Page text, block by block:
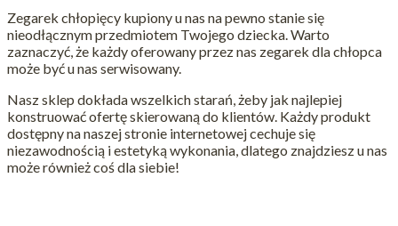
Zegarek chłopięcy kupiony u nas na pewno stanie się
nieodłącznym przedmiotem Twojego dziecka. Warto
zaznaczyć, że każdy oferowany przez nas zegarek dla chłopca
może być u nas serwisowany.
Nasz sklep dokłada wszelkich starań, żeby jak najlepiej
konstruować ofertę skierowaną do klientów. Każdy produkt
dostępny na naszej stronie internetowej cechuje się
niezawodnością i estetyką wykonania, dlatego znajdziesz u nas
może również coś dla siebie!